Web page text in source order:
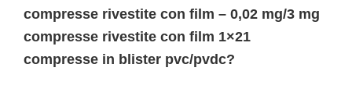
compresse rivestite con film – 0,02 mg/3 mg
compresse rivestite con film 1×21
compresse in blister pvc/pvdc?